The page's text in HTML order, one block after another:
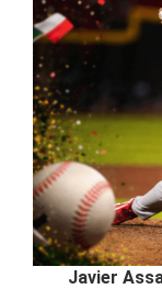
Javier